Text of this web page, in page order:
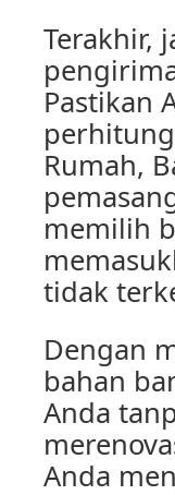
Terakhir,
Pastikan
Rumah,
memilih
tidak
Dengan
bahan
Anda
Anda